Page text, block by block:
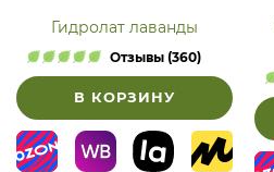
Гидролат лаванды
Отзывы (360)
В КОРЗИНУ